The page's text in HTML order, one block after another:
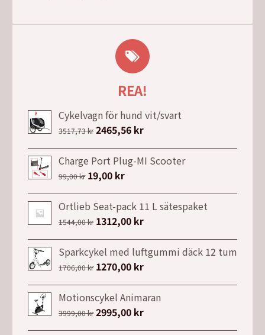
REA!
Cykelvagn för hund vit/svart
3517,73kr Det
ursprungliga
priset
var:
2465,56 kr
nuvarande
priset
Charge Port Plug-MI Scooter
99,00kr Det
ursprungliga
priset
var:
19,00 kr
nuvarande
priset
är:
Ortlieb Seat-pack 11 L sätespaket
1544,00kr Det
ursprungliga
priset
var:
1312,00 kr
nuvarande
priset
Sparkcykel med luftgummi däck 12 tum
1706,00kr Det
ursprungliga
priset
var:
1270,00 kr
nuvarande
priset
Motionscykel Animaran
3999,00kr Det
ursprungliga
2995,00 kr
nuvarande